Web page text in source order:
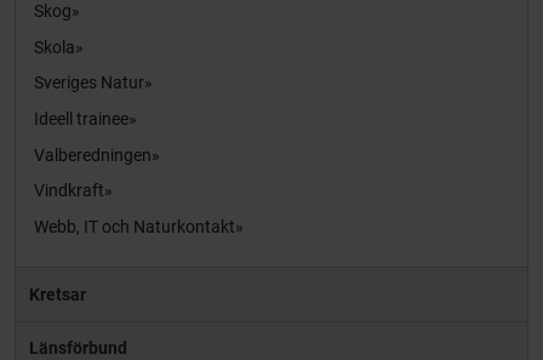
Skog
Skola
Sveriges Natur
Ideell trainee
Valberedningen
Vindkraft
Webb, IT och Naturkontakt
Kretsar
Länsförbund